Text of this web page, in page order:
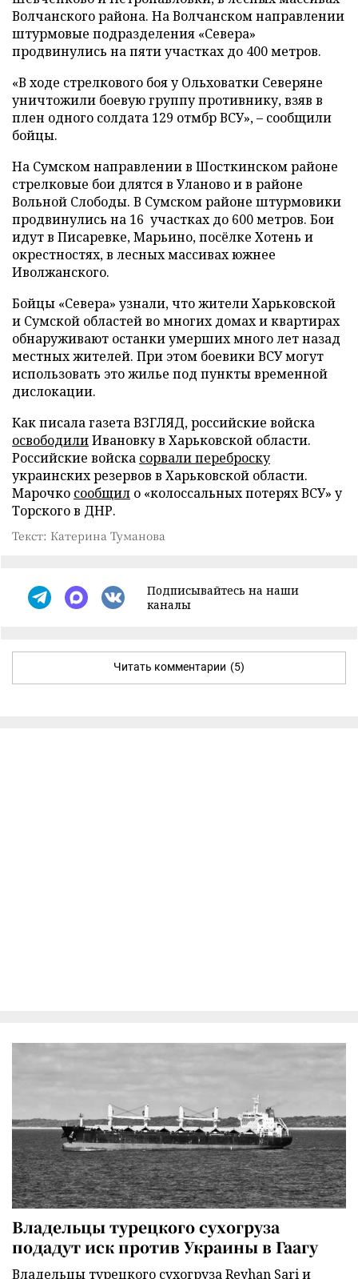
Волчанского района. На Волчанском направлении
штурмовые подразделения «Севера»
продвинулись на пяти участках до 400 метров.
«В ходе стрелкового боя у Ольховатки Северяне
уничтожили боевую группу противнику, взяв в
плен одного солдата 129 отмбр ВСУ», – сообщили
бойцы.
На Сумском направлении в Шосткинском районе
стрелковые бои длятся в Уланово и в районе
Вольной Слободы. В Сумском районе штурмовики
продвинулись на 16 участках до 600 метров. Бои
идут в Писаревке, Марьино, посёлке Хотень и
окрестностях, в лесных массивах южнее
Иволжанского.
Бойцы «Севера» узнали, что жители Харьковской
и Сумской областей во многих домах и квартирах
обнаруживают останки умерших много лет назад
местных жителей. При этом боевики ВСУ могут
использовать это жилье под пункты временной
дислокации.
Как писала газета ВЗГЛЯД, российские войска
освободилиИвановку в Харьковской области.
Российские войска сорвали переброску
украинских резервов в Харьковской области.
Марочко сообщил о «колоссальных потерях ВСУ» у
Торского в ДНР.
Текст: Катерина Туманова
Подписывайтесь на наши
каналы
Читать комментарии (5)
Владельцы турецкого сухогруза
подадут иск против Украины в Гаагу
Владельцы турецкого сухогруза Reyhan Sari и